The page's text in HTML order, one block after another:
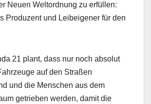
Neuen Weltordnung zu erfüllen:
Produzent und Leibeigener für den
21 plant, dass nur noch absolut
auf den Straßen
und die Menschen aus dem
getrieben werden, damit die